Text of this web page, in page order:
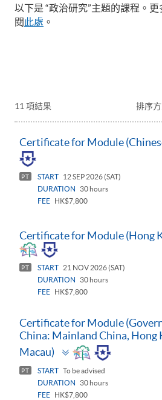
以下是 “政治研究”主題的課程。
閱 此處 。
11 項結果 排序
Certificate for Module
PT START
12 SEP 2026 (SAT)
DURATION
30 hours
FEE
HK$7,800
Certificate for Module (Hong
PT START
21 NOV 2026 (SAT)
DURATION
30 hours
FEE
HK$7,800
Certificate for Module
China: Mainland China, Hong
Macau)
Toggle
panel
PT START To be advised
DURATION
30 hours
FEE
HK$7,800